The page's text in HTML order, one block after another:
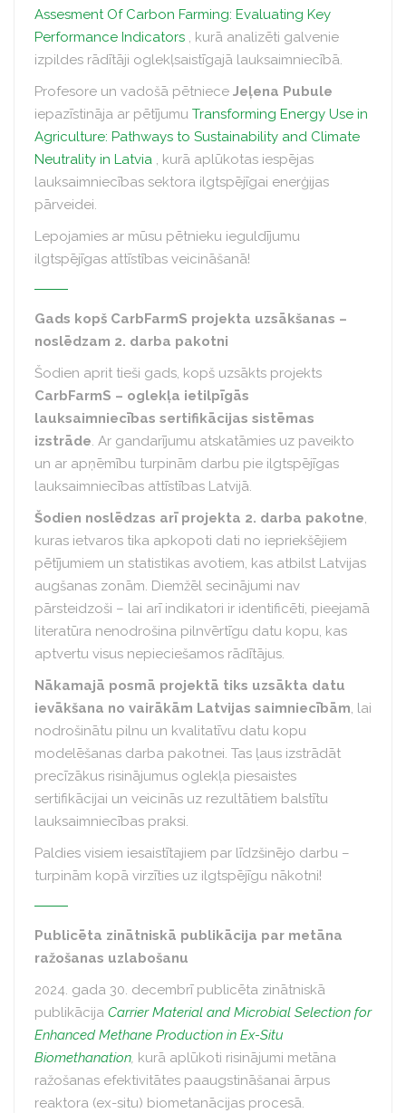
Assesment Of Carbon Farming: Evaluating Key
Performance Indicators , kurā analizēti galvenie
izpildes rādītāji oglekļsaistīgajā lauksaimniecībā.
Profesore un vadošā pētniece Jeļena Pubule
iepazīstināja ar pētījumu Transforming Energy Use in
Agriculture: Pathways to Sustainability and Climate
Neutrality in Latvia , kurā aplūkotas iespējas
lauksaimniecības sektora ilgtspējīgai enerģijas
pārveidei.
Lepojamies ar mūsu pētnieku ieguldījumu
ilgtspējīgas attīstības veicināšanā!
Gads kopš CarbFarmS projekta uzsākšanas –
noslēdzam 2. darba pakotni
Šodien aprit tieši gads, kopš uzsākts projekts
CarbFarmS – oglekļa ietilpīgās
lauksaimniecības sertifikācijas sistēmas
izstrāde. Ar gandarījumu atskatāmies uz paveikto
un ar apņēmību turpinām darbu pie ilgtspējīgas
lauksaimniecības attīstības Latvijā.
Šodien noslēdzas arī projekta 2. darba pakotne,
kuras ietvaros tika apkopoti dati no iepriekšējiem
pētījumiem un statistikas avotiem, kas atbilst Latvijas
augšanas zonām. Diemžēl secinājumi nav
pārsteidzoši – lai arī indikatori ir identificēti, pieejamā
literatūra nenodrošina pilnvērtīgu datu kopu, kas
aptvertu visus nepieciešamos rādītājus.
Nākamajā posmā projektā tiks uzsākta datu
ievākšana no vairākām Latvijas saimniecībām, lai
nodrošinātu pilnu un kvalitatīvu datu kopu
modelēšanas darba pakotnei. Tas ļaus izstrādāt
precīzākus risinājumus oglekļa piesaistes
sertifikācijai un veicinās uz rezultātiem balstītu
lauksaimniecības praksi.
Paldies visiem iesaistītajiem par līdzšinējo darbu –
turpinām kopā virzīties uz ilgtspējīgu nākotni!
Publicēta zinātniskā publikācija par metāna
ražošanas uzlabošanu
2024. gada 30. decembrī publicēta zinātniskā
publikācija Carrier Material and Microbial Selection for
Enhanced Methane Production in Ex-Situ
Biomethanation, kurā aplūkoti risinājumi metāna
ražošanas efektivitātes paaugstināšanai ārpus
reaktora (ex-situ) biometanācijas procesā.